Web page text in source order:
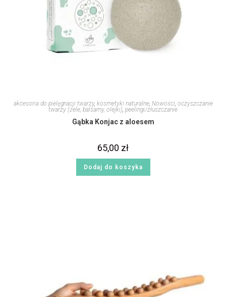
akcesoria do pielęgnacji twarzy, kosmetyki naturalne, Nowości, oczyszczanie
twarzy (żele, balsamy, olejki) peelingi/złuszczanie
Gąbka Konjac z aloesem
65,00 zł
Dodaj do koszyka